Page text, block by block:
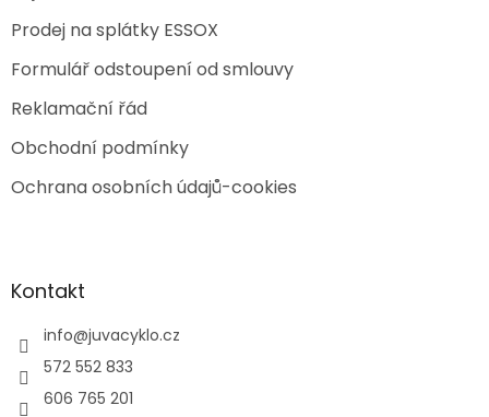
Prodej na splátky ESSOX
Formulář odstoupení od smlouvy
Reklamační řád
Obchodní podmínky
Ochrana osobních údajů-cookies
Kontakt
info@juvacyklo.cz
572 552 833
606 765 201